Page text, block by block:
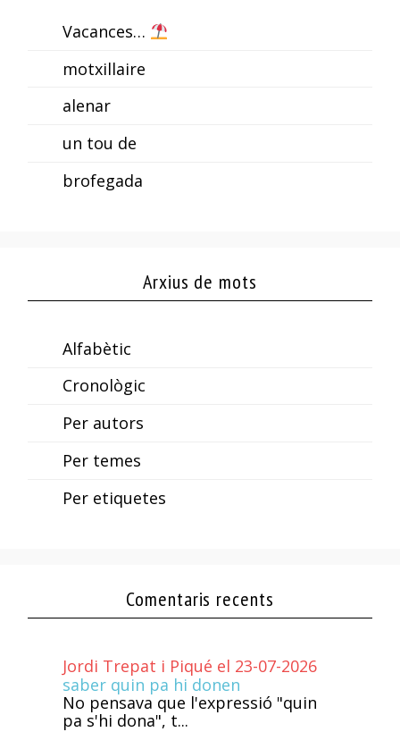
Vacances…
motxillaire
alenar
un tou de
brofegada
Arxius de mots
Alfabètic
Cronològic
Per autors
Per temes
Per etiquetes
Comentaris recents
Jordi Trepat i Piqué el 23-07-2026
saber quin pa hi donen
No pensava que l'expressió "quin
pa s'hi dona", t...